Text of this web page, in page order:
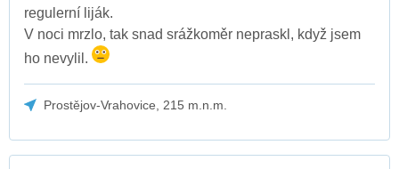
regulerní liják.
V noci mrzlo, tak snad srážkoměr nepraskl, když jsem
ho nevylil.
Prostějov-Vrahovice, 215 m.n.m.